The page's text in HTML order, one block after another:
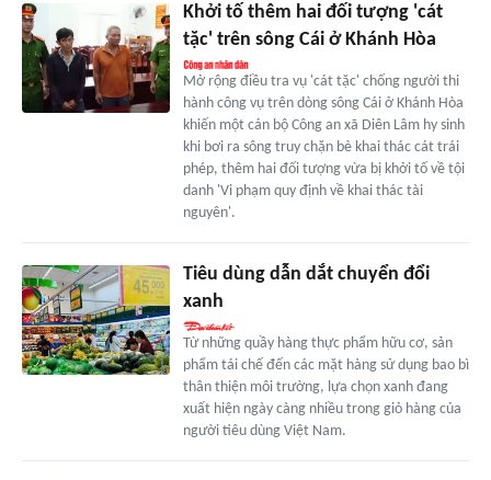
Khởi tố thêm hai đối tượng 'cát
tặc' trên sông Cái ở Khánh Hòa
Mở rộng điều tra vụ 'cát tặc' chống người thi
hành công vụ trên dòng sông Cái ở Khánh Hòa
khiến một cán bộ Công an xã Diên Lâm hy sinh
khi bơi ra sông truy chặn bè khai thác cát trái
phép, thêm hai đối tượng vừa bị khởi tố về tội
danh 'Vi phạm quy định về khai thác tài
nguyên'.
Tiêu dùng dẫn dắt chuyển đổi
xanh
Từ những quầy hàng thực phẩm hữu cơ, sản
phẩm tái chế đến các mặt hàng sử dụng bao bì
thân thiện môi trường, lựa chọn xanh đang
xuất hiện ngày càng nhiều trong giỏ hàng của
người tiêu dùng Việt Nam.